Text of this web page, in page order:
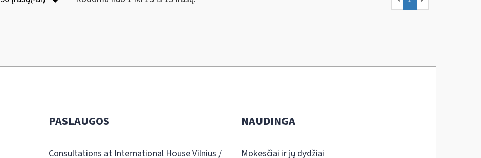
PASLAUGOS
Consultations at International House Vilnius /
NAUDINGA
Mokesčiai ir jų dydžiai